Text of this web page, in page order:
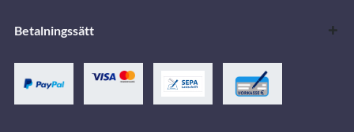
Betalningssätt